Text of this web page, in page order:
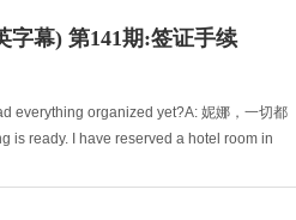
字幕) 第141期:签证手续
everything organized yet?A: 妮娜，一切都
is ready. I have reserved a hotel room in